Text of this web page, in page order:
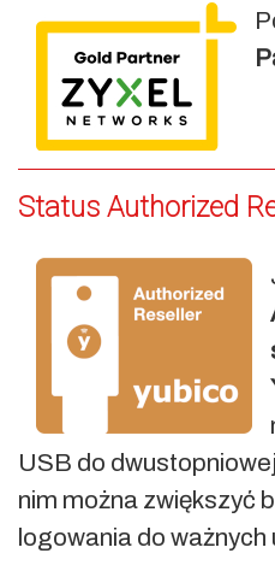
Status Authorized
USB do
nim można zwiększyć
logowania do ważnych